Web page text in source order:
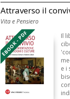
Attraverso il
Vita e Pensiero
EBOOK - PDF
Il
e i